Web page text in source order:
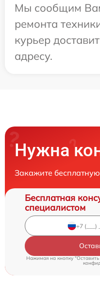
Мы сообщим
ремонта
курьер
адресу.
Нужна
Закажите
Бесплатная
специалистом
Нажимая на кнопку